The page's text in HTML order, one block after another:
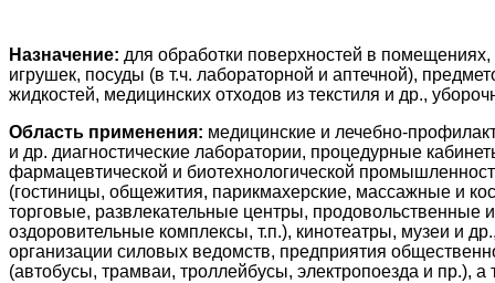
Назначение: для обработки поверхностей в помещениях,
игрушек, посуды (в т.ч. лабораторной и аптечной),
жидкостей, медицинских отходов из текстиля и др.,
Область применения: медицинские и лечебно-
и др. диагностические лаборатории, процедурные
фармацевтической и биотехнологической
(гостиницы, общежития, парикмахерские, массажные и
торговые, развлекательные центры, продовольственные
оздоровительные комплексы, т.п.), кинотеатры, музеи и
организации силовых ведомств, предприятия
(автобусы, трамваи, троллейбусы, электропоезда и пр.), а